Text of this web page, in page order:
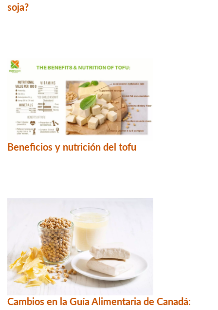
soja?
Beneficios y nutrición del tofu
Cambios en la Guía Alimentaria de Canadá: